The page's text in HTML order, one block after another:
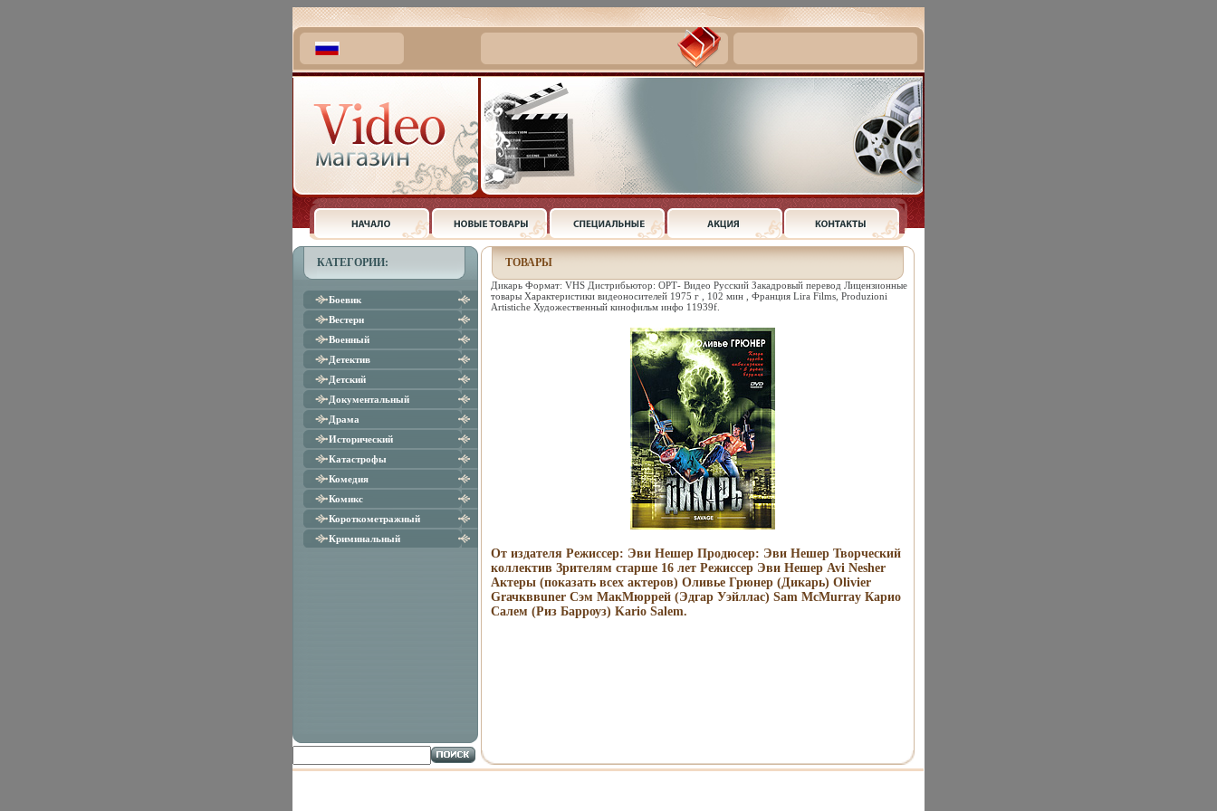
КАТЕГОРИИ:
Боевик
Вестерн
Военный
Детектив
Детский
Документальный
Драма
Исторический
Катастрофы
Комедия
Комикс
Короткометражный
Криминальный
ТОВАРЫ
Дикарь Формат: VHS Дистрибьютор: ОРТ- Видео Русский Закадровый перевод Лицензионные
товары Характеристики видеоносителей 1975 г , 102 мин , Франция Lira Films, Produzioni
Artistiche Художественный кинофильм инфо 11939f.
От издателя Режиссер: Эви Нешер Продюсер: Эви Нешер Творческий
коллектив Зрителям старше 16 лет Режиссер Эви Нешер Avi Nesher
Актеры (показать всех актеров) Оливье Грюнер (Дикарь) Olivier
Grачкввuner Сэм МакМюррей (Эдгар Уэйллас) Sam McMurray Карио
Салем (Риз Барроуз) Kario Salem.